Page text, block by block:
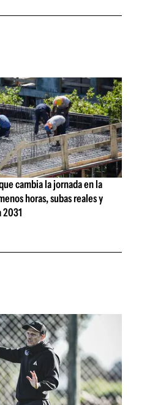
cambia la jornada en la
horas, subas reales y
2031